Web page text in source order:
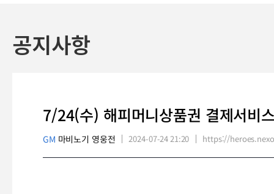
공지사항
7/24(수) 해피머니상품권 결제서비
GM 마비노기 영웅전 2024-07-24 21:20 https://